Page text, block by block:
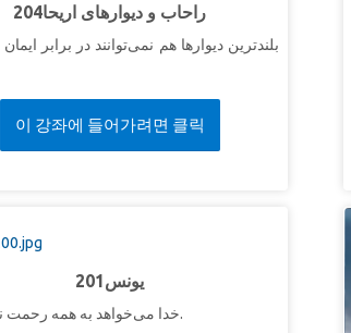
204راحاب و دیوارهای اریحا
بلندترین دیوارها هم نمی‌توانند در برابر
이 강좌에 들어가려면 클릭
201یونس
خدا می‌خواهد به همه رحمت نشان بدهد.